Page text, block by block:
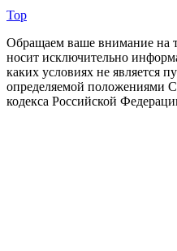
Top
Обращаем ваше внимание на
носит исключительно
каких условиях не является
определяемой положениями
кодекса Российской